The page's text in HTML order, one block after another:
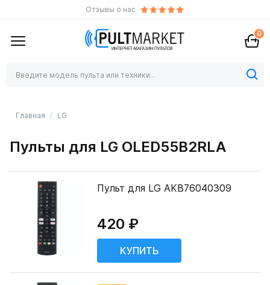
Отзывы о нас
0
Главная LG
Пульты для LG OLED55B2RLA
Пульт для LG AKB76040309
420 ₽